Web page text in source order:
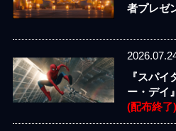
者プレゼ
『スパ
ー・デイ
(配布終了)